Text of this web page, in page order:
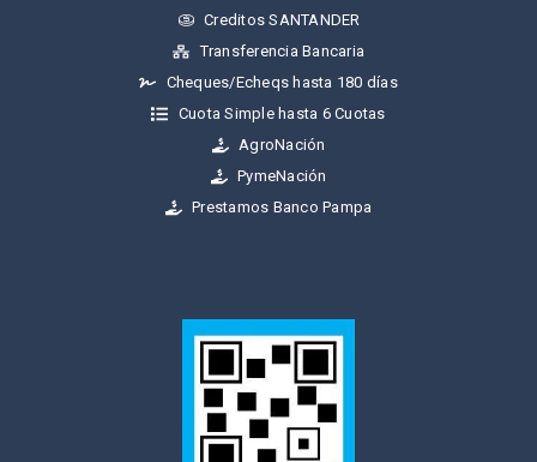
Creditos SANTANDER
Transferencia Bancaria
Cheques/Echeqs hasta 180 días
Cuota Simple hasta 6 Cuotas
AgroNación
PymeNación
Prestamos Banco Pampa